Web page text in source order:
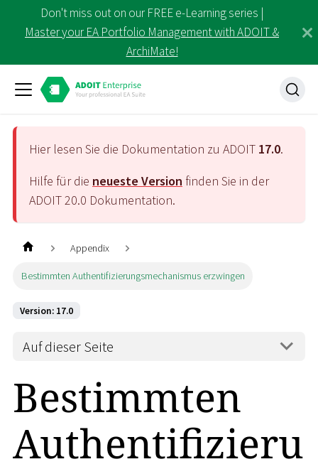
Don't miss out on our FREE e-Learning series |
Master your EA Portfolio Management with ADOIT &
ArchiMate!
Hier lesen Sie die Dokumentation zu ADOIT 17.0.
Hilfe für die neueste Version finden Sie in der
ADOIT20.0 Dokumentation.
Appendix
Bestimmten Authentifizierungsmechanismus erzwingen
Version: 17.0
Auf dieser Seite
Bestimmten
Authentifizieru